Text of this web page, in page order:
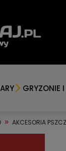
GRYZONIE I
» AKCESORIA